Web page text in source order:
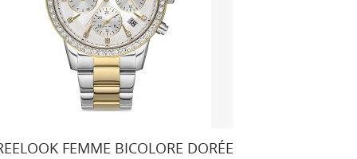
FEMME BICOLORE DORÉE